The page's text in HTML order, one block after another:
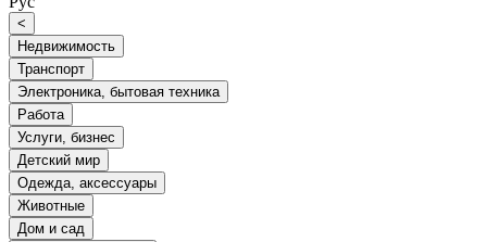
<
Недвижимость
Транспорт
Электроника, бытовая техника
Работа
Услуги, бизнес
Детский мир
Одежда, аксессуары
Животные
Дом и сад